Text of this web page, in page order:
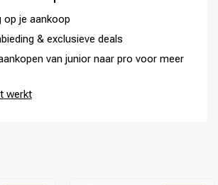
op je aankoop
& exclusieve deals
van junior naar pro voor meer
werkt